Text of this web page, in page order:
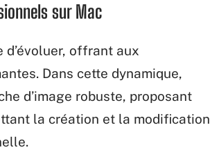
sur Mac
d’évoluer, offrant aux
Dans cette dynamique,
d’image robuste, proposant
la création et la modification